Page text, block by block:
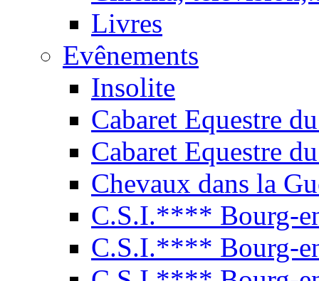
Livres
Evênements
Insolite
Cabaret Equestre
Cabaret Equestre
Chevaux dans la
C.S.I.**** Bourg-
C.S.I.**** Bourg-